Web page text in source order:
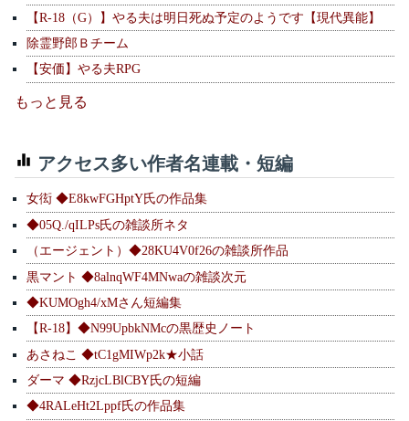
【R-18（G）】やる夫は明日死ぬ予定のようです【現代異能】
除霊野郎Ｂチーム
【安価】やる夫RPG
もっと見る
アクセス多い作者名連載・短編
女衒 ◆E8kwFGHptY氏の作品集
◆05Q./qILPs氏の雑談所ネタ
（エージェント）◆28KU4V0f26の雑談所作品
黒マント ◆8alnqWF4MNwaの雑談次元
◆KUMOgh4/xMさん短編集
【R-18】◆N99UpbkNMcの黒歴史ノート
あさねこ ◆tC1gMIWp2k★小話
ダーマ ◆RzjcLBlCBY氏の短編
◆4RALeHt2Lppf氏の作品集